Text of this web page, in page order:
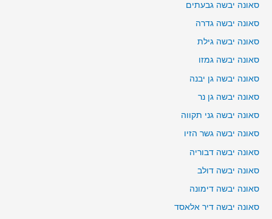
סאונה יבשה גבעתים
סאונה יבשה גדרה
סאונה יבשה גילת
סאונה יבשה גמזו
סאונה יבשה גן יבנה
סאונה יבשה גן נר
סאונה יבשה גני תקווה
סאונה יבשה גשר הזיו
סאונה יבשה דבוריה
סאונה יבשה דולב
סאונה יבשה דימונה
סאונה יבשה דיר אלאסד